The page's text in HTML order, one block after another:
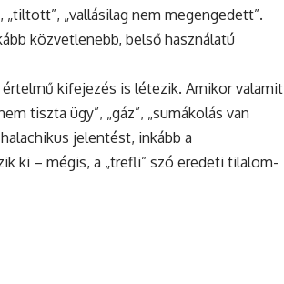
„vallásilag nem megengedett”.
közvetlenebb, belső használatú
kifejezés is létezik. Amikor valamit
tiszta ügy”, „gáz”, „sumákolás van
jelentést, inkább a
ki – mégis, a „trefli” szó eredeti tilalom-